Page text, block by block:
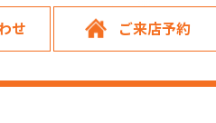
せ ご来店予約